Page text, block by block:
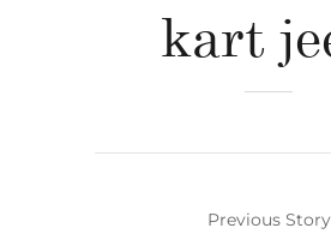
kart
Previous Story